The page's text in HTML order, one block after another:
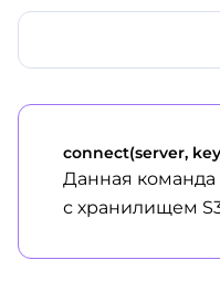
connect(server,
Данная команда
с хранилищем